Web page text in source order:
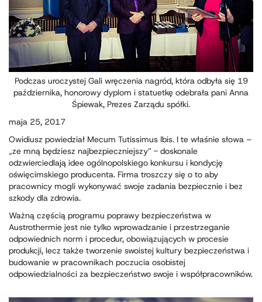
Podczas uroczystej Gali wręczenia nagród, która odbyła się 19
października, honorowy dyplom i statuetkę odebrała pani Anna
Śpiewak, Prezes Zarządu spółki.
maja 25, 2017
Owidiusz powiedział Mecum Tutissimus Ibis. I te właśnie słowa –
„ze mną będziesz najbezpieczniejszy” - doskonale
odzwierciedlają idee ogólnopolskiego konkursu i kondycję
oświęcimskiego producenta. Firma troszczy się o to aby
pracownicy mogli wykonywać swoje zadania bezpiecznie i bez
szkody dla zdrowia.
Ważną częścią programu poprawy bezpieczeństwa w
Austrothermie jest nie tylko wprowadzanie i przestrzeganie
odpowiednich norm i procedur, obowiązujących w procesie
produkcji, lecz także tworzenie swoistej kultury bezpieczeństwa i
budowanie w pracownikach poczucia osobistej
odpowiedzialności za bezpieczeństwo swoje i współpracowników.